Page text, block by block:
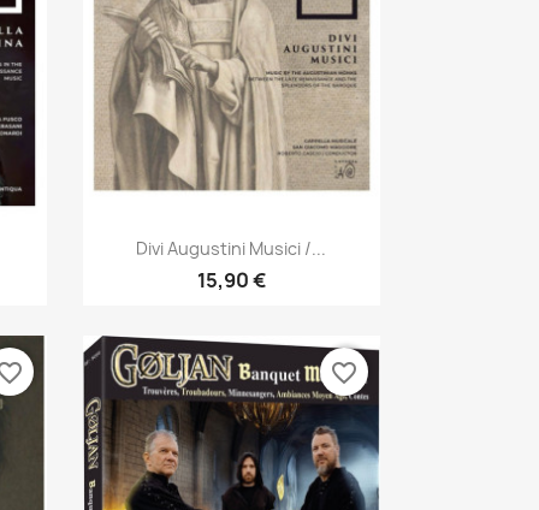
Aperçu rapide
Divi Augustini Musici /...
15,90 €
favorite_border